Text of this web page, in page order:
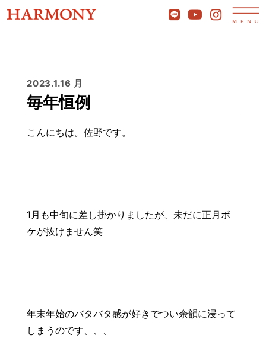
2023.1.16 月
毎年恒例
こんにちは。佐野です。
1月も中旬に差し掛かりましたが、未だに正月ボ
ケが抜けません笑
年末年始のバタバタ感が好きでつい余韻に浸って
しまうのです、、、